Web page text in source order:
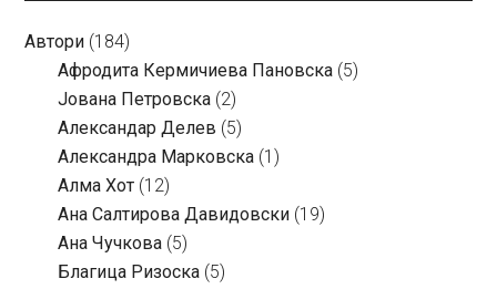
Автори (184)
Aфродита Кермичиева Пановска (5)
Јована Петровска (2)
Александар Делев (5)
Александра Марковска (1)
Алма Хот (12)
Ана Салтирова Давидовски (19)
Ана Чучкова (5)
Благица Ризоска (5)